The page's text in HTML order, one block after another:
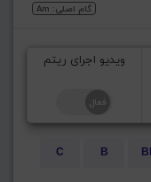
گام اصلی: Am
ویدیو اجرای ریتم
B
C